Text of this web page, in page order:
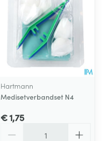
Hartmann
Medisetverbandset N4
€ 1,75